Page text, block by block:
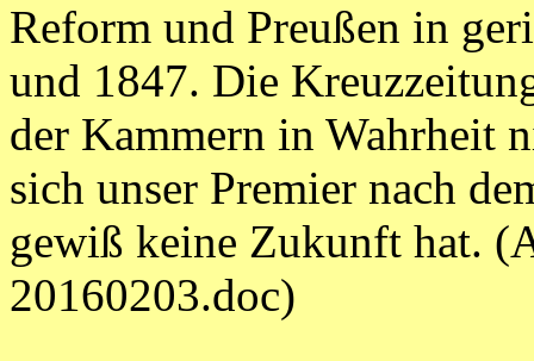
Reform und Preußen in
und 1847. Die
der Kammern in Wahrheit
sich unser Premier nach
gewiß keine Zukunft hat.
20160203.doc)